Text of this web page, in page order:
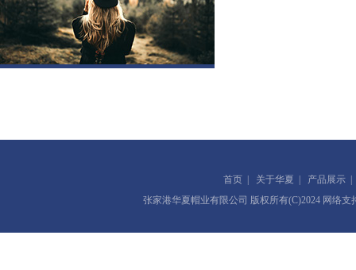
首页 关于华夏 产品展示
张家港华夏帽业有限公司 版权所有(C)2024 网络支